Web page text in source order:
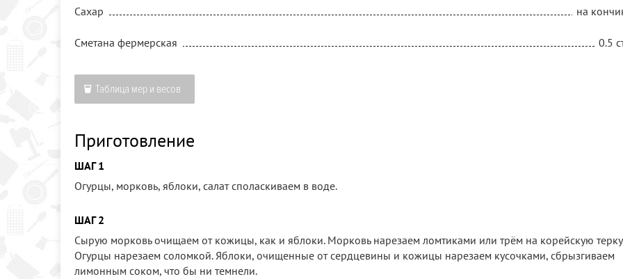
Сахар на
Сметана фермерская 0.5
Таблица мер и весов
Приготовление
ШАГ 1
Огурцы, морковь, яблоки, салат споласкиваем в воде.
ШАГ 2
Сырую морковь очищаем от кожицы, как и яблоки. Морковь нарезаем ломтиками или трём на корейскую терку.
Огурцы нарезаем соломкой. Яблоки, очищенные от сердцевины и кожицы нарезаем кусочками, сбрызгиваем
лимонным соком, что бы ни темнели.